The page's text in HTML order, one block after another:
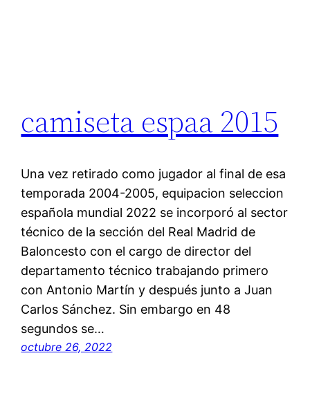
camiseta espaa 2015
Una vez retirado como jugador al final de esa
temporada 2004-2005, equipacion seleccion
española mundial 2022 se incorporó al sector
técnico de la sección del Real Madrid de
Baloncesto con el cargo de director del
departamento técnico trabajando primero
con Antonio Martín y después junto a Juan
Carlos Sánchez. Sin embargo en 48
segundos se…
octubre 26, 2022